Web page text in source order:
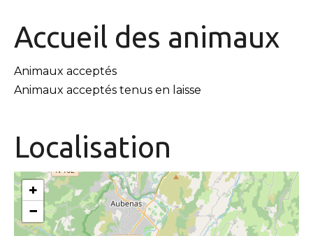
Accueil des animaux
Animaux acceptés
Animaux acceptés tenus en laisse
Localisation
+
−